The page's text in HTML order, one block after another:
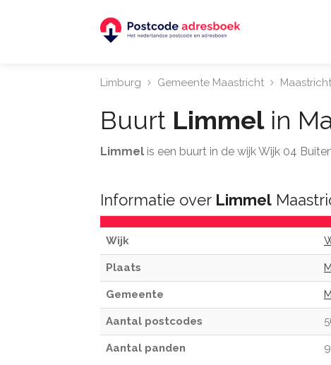
Limburg Gemeente Maastricht Maastricht
Buurt Limmelin
Limmel is een buurt in de wijk Wijk 04
Informatie over Limmel
Wijk
Plaats
Gemeente
Aantal postcodes
Aantal panden